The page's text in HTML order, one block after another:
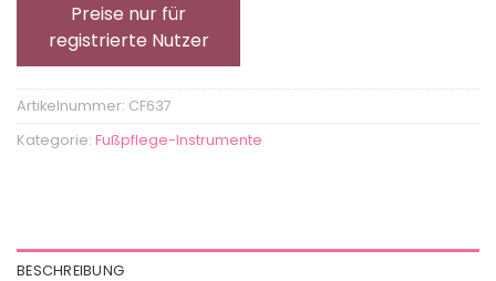
Preise nur für
registrierte Nutzer
Artikelnummer: CF637
Kategorie: Fußpflege-Instrumente
BESCHREIBUNG